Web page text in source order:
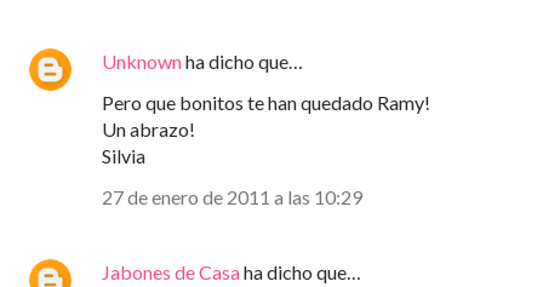
Unknownha dicho que…
Pero que bonitos te han quedado Ramy!
Un abrazo!
Silvia
27 de enero de 2011 a las 10:29
Jabones de Casaha dicho que…